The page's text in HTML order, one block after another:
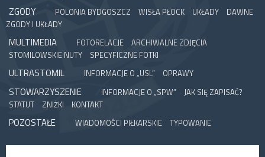
ZGODY POLONIA BYDGOSZCZ WISŁA PŁOCK UKŁADY
DAWNE
ZGODY I UKŁADY
MULTIMEDIA FOTORELACJE
ARCHIWALNE ZDJĘCIA
STOMILOWSKIE NUTY
SPECYFICZNE FOTKI
ULTRASTOMIL INFORMACJE O „USL” OPRAWY
STOWARZYSZENIE INFORMACJE O „SPW”
JAK SIĘ ZAPISAĆ?
STATUT
ZNIŻKI KONTAKT
POZOSTAŁE WIADOMOŚCI PIŁKARSKIE TYPOWANIE